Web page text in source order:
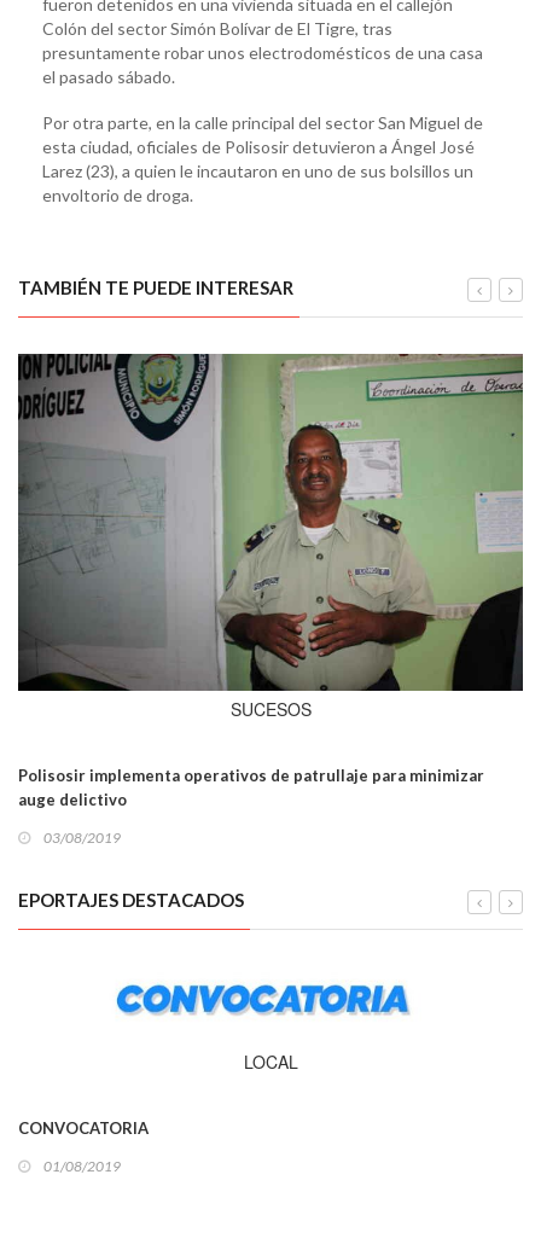
fueron detenidos en una vivienda situada en el callejón
Colón del sector Simón Bolívar de El Tigre, tras
presuntamente robar unos electrodomésticos de una casa
el pasado sábado.
Por otra parte, en la calle principal del sector San Miguel de
esta ciudad, oficiales de Polisosir detuvieron a Ángel José
Larez (23), a quien le incautaron en uno de sus bolsillos un
envoltorio de droga.
TAMBIÉN TE PUEDE INTERESAR
SUCESOS
Polisosir implementa operativos de patrullaje para minimizar
auge delictivo
03/08/2019
EPORTAJES DESTACADOS
LOCAL
CONVOCATORIA
01/08/2019